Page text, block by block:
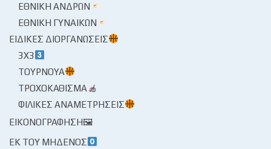
ΕΘΝΙΚΉ ΑΝΔΡΏΝ
ΕΘΝΙΚΉ ΓΥΝΑΙΚΏΝ
ΕΙΔΙΚΈΣ ΔΙΟΡΓΑΝΏΣΕΙΣ
3X3
ΤΟΥΡΝΟΥΆ
ΤΡΟΧΟΚΆΘΙΣΜΑ
ΦΙΛΙΚΈΣ ΑΝΑΜΕΤΡΉΣΕΙΣ
ΕΙΚΟΝΟΓΡΆΦΗΣΗ🖼
ΕΚ ΤΟΥ ΜΗΔΕΝΌΣ